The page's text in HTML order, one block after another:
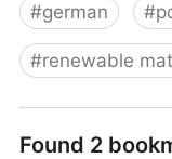
#german #
#renewable
Found 2